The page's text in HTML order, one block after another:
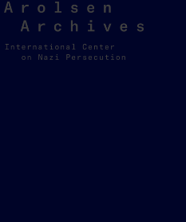
Arolsen
Archives